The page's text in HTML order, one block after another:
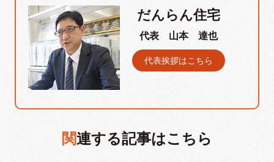
だんらん住宅
代表 山本 達也
代表挨拶はこちら
関連する記事はこちら